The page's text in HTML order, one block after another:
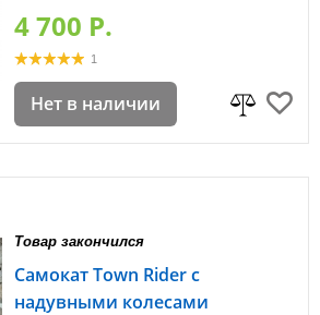
4 700 P.
1
Нет в наличии
Товар закончился
Самокат Town Rider с
надувными колесами